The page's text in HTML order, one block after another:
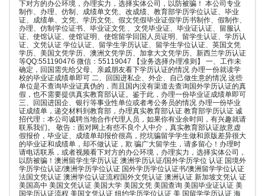
下对方的办公环境，办理实力，选择实体公司，以防被骗！ 本公司专业
制作、办理、仿制、成绩单文凭、改成绩、教育部学历学位认证、毕业
证、成绩单、文凭、学历文凭、假文凭假毕业证假学历书制作、假制作、
办理、仿制学位证书、毕业证文凭 、文凭毕业证、毕业证认证、留服认
证、使馆认证、使馆证明、使馆留学回国人员证明、留学生认证、学历认
证、文凭认证 学位认证、留学生学历认证、留学生学位认证、英国文凭
学历、美国文凭学历、澳洲文凭学历、加拿大文凭学历、新西兰学历认证
等QQ:551190476 微信：55119047 【业务选择办理准则】 一、工作未
确定，回国需先给父母、亲戚朋友看下学历认证的情况 办理一份就读学
校的毕业证成绩单即可 二、回国进私企、外企、自己做生意的情况 这些
单位是不查询毕业证真伪的，而且国内没有渠道去查询国外学历认证的真
假，也不需要提供真实教育部认证。鉴于此，办理一份毕业证成绩单即可
三、回国进国企、银行等事业性单位或者考公务员的情况 办理一份毕业
证成绩单，递交材料到教育部，办理真实教育部认证 教育部学历认证 诚
招代理：本公司诚聘当地合作代理人员，如果你有业余时间，有兴趣就请
联系我们。 敬告：面对网上有些不良个人中介，真实教育部认证故意虚
假报价，毕业证、成绩单却报价很高，挖坑骗留学学生做和原版差异很大
的毕业证和成绩单，却不做认证，欺 骗广大留学生，请多留心！办理时
请电话联系，或者视频看下对方的办公环境，办理实力，选择实体公司，
以防被骗！澳洲留学生学历认证 澳洲学历认证/国外学历学位 认证 国境外
学历学位认证/澳洲学历学位认证 国外学历学位认证书/澳洲留学学位认证
法国文凭认证 澳洲学位认证流程国外文凭认证 澳洲认证 新加坡文凭认 证
美国高中 美国文凭认证 美国大学 美国文凭 美国查询 美国毕业证认证 美
国学历认证流程 美国文凭认证 纽约学历学位认证 美 国留学学历认证 海